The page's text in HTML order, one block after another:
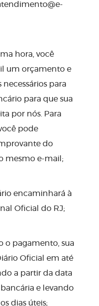
hora, você
um orçamento e
para
para que sua
por nós. Para
pode
do
mesmo e-mail;
encaminhará à
Oficial do RJ;
o pagamento, sua
Oficial em até
a partir da data
e levando
dias úteis;